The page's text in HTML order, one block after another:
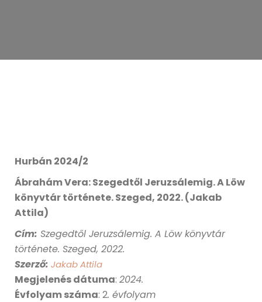
Hurbán 2024/2
Ábrahám Vera: Szegedtől Jeruzsálemig. A Löw
könyvtár története. Szeged, 2022. (Jakab
Attila)
Cím: Szegedtől Jeruzsálemig. A Löw könyvtár
története. Szeged, 2022.
Szerző: Jakab Attila
Megjelenés dátuma: 2024.
Évfolyam száma: 2. évfolyam